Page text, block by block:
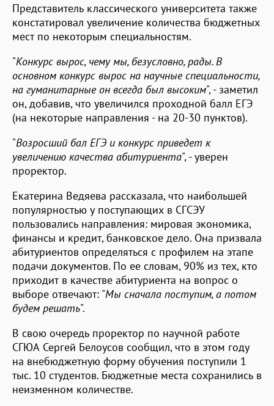
Представитель классического университета также
констатировал увеличение количества бюджетных
мест по некоторым специальностям.
"Конкурс вырос, чему мы, безусловно, рады. В
основном конкурс вырос на научные специальности,
на гуманитарные он всегда был высоким", - заметил
он, добавив, что увеличился проходной балл ЕГЭ
(на некоторые направления - на 20-30 пунктов).
"Возросший бал ЕГЭ и конкурс приведет к
увеличению качества абитуриента", - уверен
проректор.
Екатерина Ведяева рассказала, что наибольшей
популярностью у поступающих в СГСЭУ
пользовались направления: мировая экономика,
финансы и кредит, банковское дело. Она призвала
абитуриентов определяться с профилем на этапе
подачи документов. По ее словам, 90% из тех, кто
приходит в качестве абитуриента на вопрос о
выборе отвечают: "Мы сначала поступим, а потом
будем решать".
В свою очередь проректор по научной работе
СГЮА Сергей Белоусов сообщил, что в этом году
на внебюджетную форму обучения поступили 1
тыс. 10 студентов. Бюджетные места сохранились в
неизменном количестве.